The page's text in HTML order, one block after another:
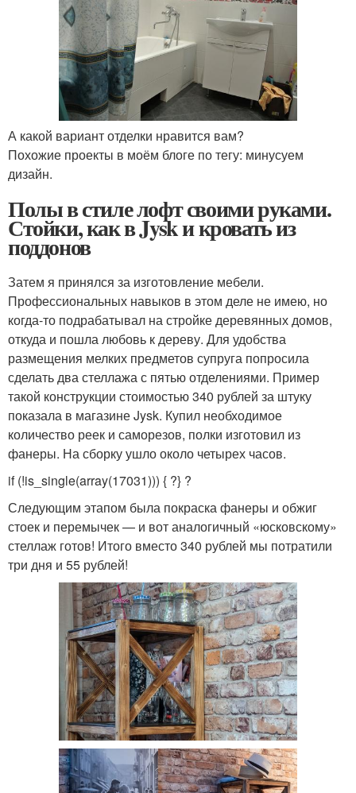
А какой вариант отделки нравится вам?
Похожие проекты в моём блоге по тегу: минусуем
дизайн.
Полы в стиле лофт своими руками.
Стойки, как в Jysk и кровать из
поддонов
Затем я принялся за изготовление мебели.
Профессиональных навыков в этом деле не имею, но
когда-то подрабатывал на стройке деревянных домов,
откуда и пошла любовь к дереву. Для удобства
размещения мелких предметов супруга попросила
сделать два стеллажа с пятью отделениями. Пример
такой конструкции стоимостью 340 рублей за штуку
показала в магазине Jysk. Купил необходимое
количество реек и саморезов, полки изготовил из
фанеры. На сборку ушло около четырех часов.
if (!is_single(array(17031))) { ?} ?
Следующим этапом была покраска фанеры и обжиг
стоек и перемычек — и вот аналогичный «юсковскому»
стеллаж готов! Итого вместо 340 рублей мы потратили
три дня и 55 рублей!